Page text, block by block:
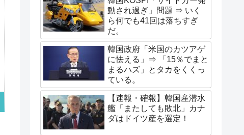
動され過ぎ」問題 ⇒ いく
ら何でも41回は落ちすぎ
だ。
韓国政府「米国のカツアゲ
に怯える」⇒ 「15％でまと
まるハズ」とタカをくくっ
ている。
【速報・確報】韓国産潜水
艦「またしても敗北」カナ
ダはドイツ産を選定！